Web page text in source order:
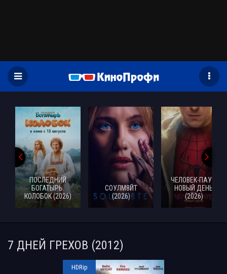
ПОСЛЕДНИЙ
БОГАТЫРЬ.
КОЛОБОК (2026)
СОУЛМ8ЙТ
(2026)
ЧЕЛОВЕК-ПАУК:
НОВЫЙ ДЕНЬ
(2026)
7 ДНЕЙ ГРЕХОВ (2012)
HDRip